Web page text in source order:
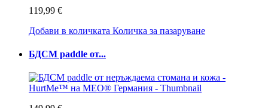
119,99 €
Добави в количката Количка за пазаруване
БДСМ paddle от...